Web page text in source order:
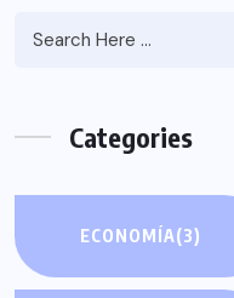
Categories
ECONOMÍA(3)